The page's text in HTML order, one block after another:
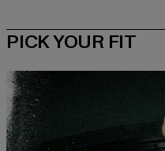
PICK YOUR FIT